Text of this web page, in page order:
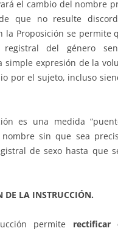
el cambio del nombre
que no resulte
la Proposición se permite
registral del género
simple expresión de la
por el sujeto, incluso
es una medida
sin que sea
de sexo hasta que
DE LA INSTRUCCIÓN.
permite